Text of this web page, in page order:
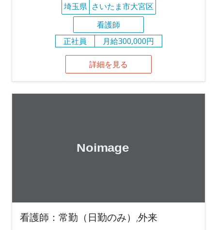
埼玉県 さいたま市大宮区
看護師
正社員
月給300,000円
詳細を見る
看護師：常勤（日勤のみ）,外来